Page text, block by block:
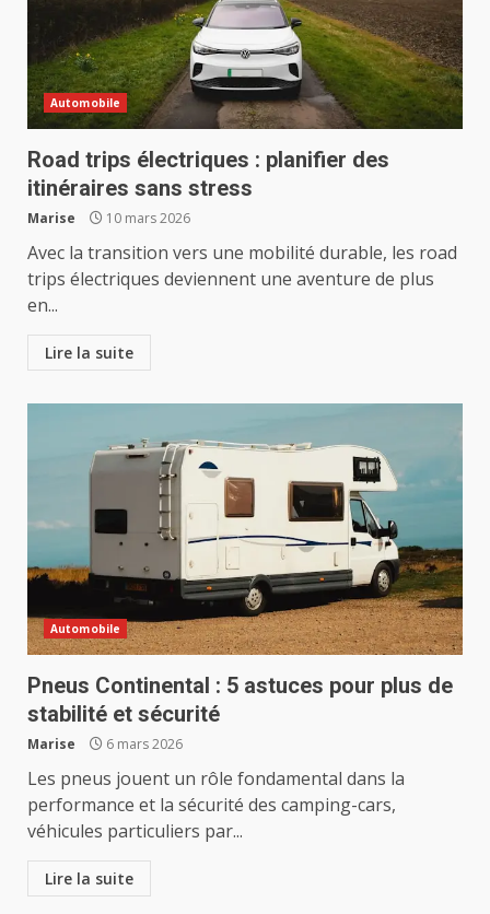
Automobile
Road trips électriques : planifier des
itinéraires sans stress
Marise 10 mars 2026
Avec la transition vers une mobilité durable, les road
trips électriques deviennent une aventure de plus
en...
Lire la suite
Automobile
Pneus Continental : 5 astuces pour plus de
stabilité et sécurité
Marise 6 mars 2026
Les pneus jouent un rôle fondamental dans la
performance et la sécurité des camping-cars,
véhicules particuliers par...
Lire la suite